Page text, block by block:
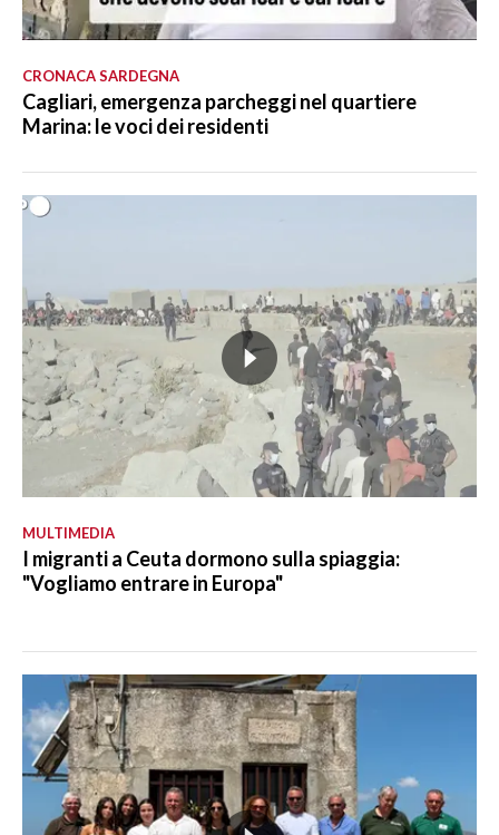
CRONACA SARDEGNA
Cagliari, emergenza parcheggi nel quartiere
Marina: le voci dei residenti
MULTIMEDIA
I migranti a Ceuta dormono sulla spiaggia:
"Vogliamo entrare in Europa"